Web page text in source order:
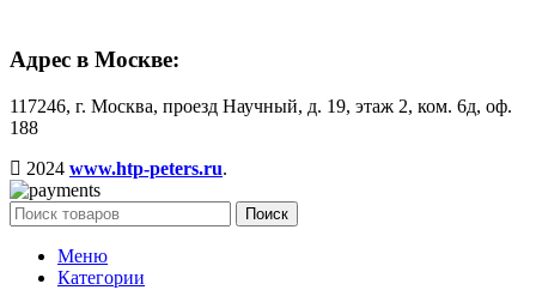
Адрес в Москве:
117246, г. Москва, проезд Научный, д. 19, этаж 2, ком. 6д, оф.
188
2024 www.htp-peters.ru.
Поиск
Меню
Категории